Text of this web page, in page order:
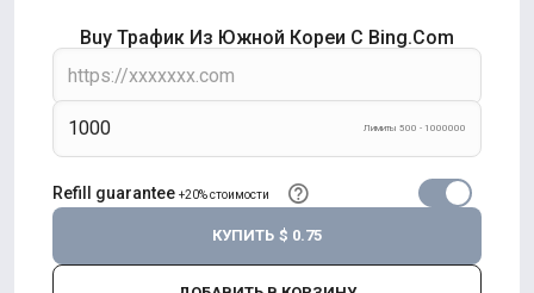
Buy Трафик Из Южной Кореи С Bing.com
Лимиты 500 - 1000000
Refill guarantee +20% стоимости
КУПИТЬ $ 0.75